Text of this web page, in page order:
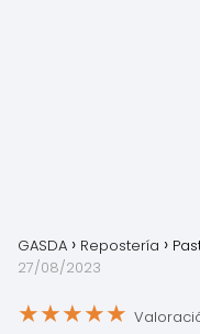
GASDA Repostería
27/08/2023
★★★★★